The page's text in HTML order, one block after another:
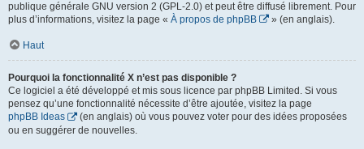
publique générale GNU version 2 (GPL-2.0) et peut être diffusé librement. Pour
plus d’informations, visitez la page « À propos de phpBB » (en anglais).
Haut
Pourquoi la fonctionnalité X n’est pas disponible ?
Ce logiciel a été développé et mis sous licence par phpBB Limited. Si vous
pensez qu’une fonctionnalité nécessite d’être ajoutée, visitez la page
phpBB Ideas
(en anglais) où vous pouvez voter pour des idées proposées
ou en suggérer de nouvelles.